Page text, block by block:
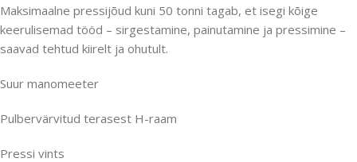
Maksimaalne pressijõud kuni 50 tonni tagab, et isegi kõige
keerulisemad tööd – sirgestamine, painutamine ja pressimine –
saavad tehtud kiirelt ja ohutult.
Suur manomeeter
Pulbervärvitud terasest H-raam
Pressi vints